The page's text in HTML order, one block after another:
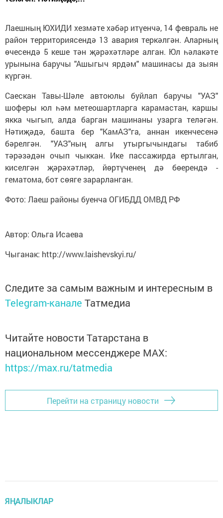
Лаешның ЮХИДИ хезмәте хәбәр итүенчә, 14 февраль не
район территориясендә 13 авария теркәлгән. Аларның
өчесендә 5 кеше тән җәрәхәтләре алган. Юл һәлакәте
урынына баручы "Ашыгыч ярдәм" машинасы да зыян
күргән.
Саескан Тавы-Шәле автоюлы буйлап баручы "УАЗ"
шоферы юл һәм метеошартларга карамастан, каршы
якка чыгып, алда барган машинаны узарга теләгән.
Нәтиҗәдә, башта бер "КамАЗ"га, аннан икенчесенә
бәрелгән. "УАЗ"ның алгы утыргычындагы табиб
тәрәзәдән очып чыккан. Ике пассажирда ертылган,
киселгән җәрәхәтләр, йөртүченең дә бөерендә -
гематома, бот сөяге зарарланган.
Фото: Лаеш районы буенча ОГИБДД ОМВД РФ
Автор: Ольга Исаева
Чыганак: http://www.laishevskyi.ru/
Следите за самым важным и интересным в
Telegram-канале Татмедиа
Читайте новости Татарстана в
национальном мессенджере MАХ:
https://max.ru/tatmedia
Перейти на страницу новости
ЯҢАЛЫКЛАР